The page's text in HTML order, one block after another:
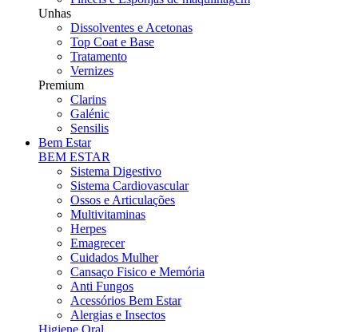
Unhas
Dissolventes e Acetonas
Top Coat e Base
Tratamento
Vernizes
Premium
Clarins
Galénic
Sensilis
Bem Estar
BEM ESTAR
Sistema Digestivo
Sistema Cardiovascular
Ossos e Articulações
Multivitaminas
Herpes
Emagrecer
Cuidados Mulher
Cansaço Fisico e Memória
Anti Fungos
Acessórios Bem Estar
Alergias e Insectos
Higiene Oral